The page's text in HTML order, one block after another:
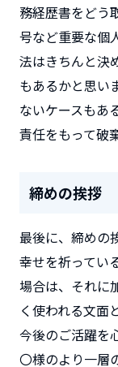
務経歴書をどう
号など重要な個
法はきちんと決
もあるかと思い
ないケースもあ
責任をもって破
締めの挨拶
最後に、締めの
幸せを祈ってい
場合は、それに
く使われる文面
今後のご活躍を
〇様のより一層